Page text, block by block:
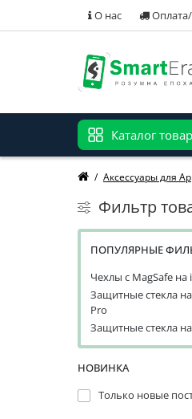
О нас
Каталог
Аксессуары для
Фильтр
ПОПУЛЯРНЫЕ
Чехлы с MagSafe на
Защитные стекла
Pro
Защитные стекла
НОВИНКА
Только новые